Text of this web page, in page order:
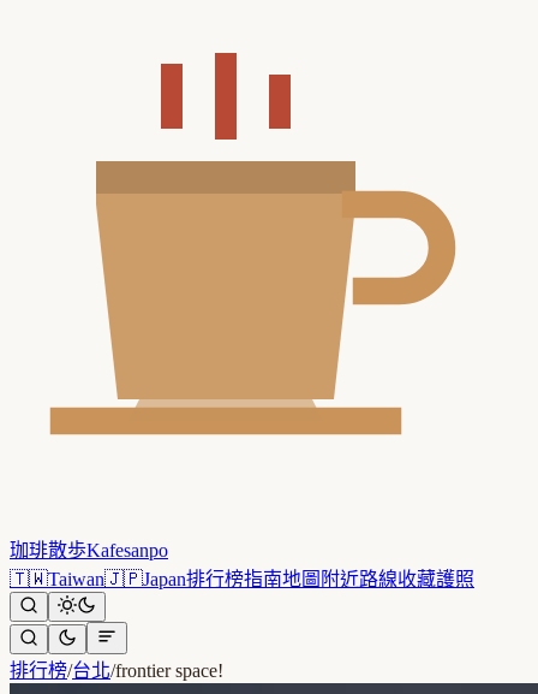
珈琲散歩Kafesanpo
🇹🇼Taiwan🇯🇵Japan排行榜指南地圖 附近路線收藏護照
排行榜/台北/frontier space!